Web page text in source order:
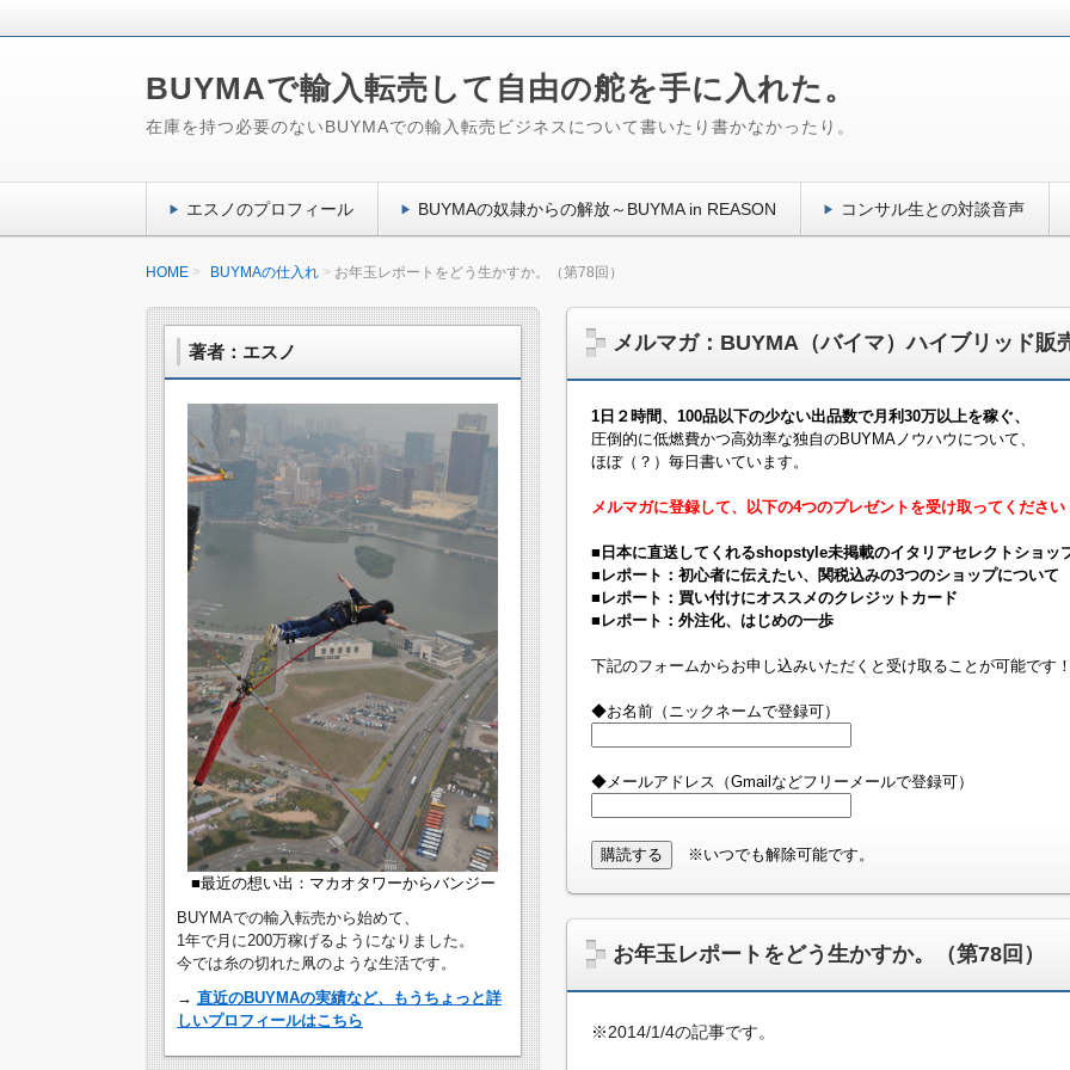
BUYMAで輸入転売して自由の舵を手に入れた。
在庫を持つ必要のないBUYMAでの輸入転売ビジネスについて書いたり書かなかったり。
エスノのプロフィール BUYMAの奴隷からの解放～BUYMA in REASON コンサル生との対談音声
HOME BUYMAの仕入れ お年玉レポートをどう生かすか。（第78回）
メルマガ：BUYMA（バイマ）ハイブリッド販
1日２時間、100品以下の少ない出品数で月利30万以上を稼ぐ、
圧倒的に低燃費かつ高効率な独自のBUYMAノウハウについて、
ほぼ（？）毎日書いています。
メルマガに登録して、以下の4つのプレゼントを受け取ってください
■日本に直送してくれるshopstyle未掲載のイタリアセレクトショッ
■レポート：初心者に伝えたい、関税込みの3つのショップについて
■レポート：買い付けにオススメのクレジットカード
■レポート：外注化、はじめの一歩
下記のフォームからお申し込みいただくと受け取ることが可能です
◆お名前（ニックネームで登録可）
◆メールアドレス（Gmailなどフリーメールで登録可）
※いつでも解除可能です。
お年玉レポートをどう生かすか。（第78回）
※2014/1/4の記事です。
著者：エスノ
■最近の想い出：マカオタワーからバンジー
BUYMAでの輸入転売から始めて、
1年で月に200万稼げるようになりました。
今では糸の切れた凧のような生活です。
→ 直近のBUYMAの実績など、もうちょっと詳
しいプロフィールはこちら